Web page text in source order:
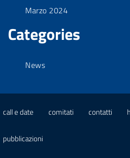
Marzo 2024
Categories
News
call e date comitati contatti
pubblicazioni